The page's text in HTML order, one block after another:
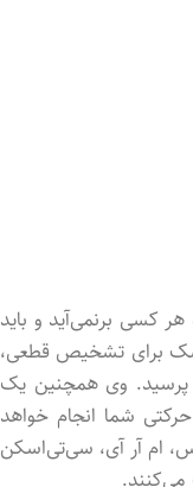
کسی برنمی‌آید و باید
برای تشخیص قطعی،
پرسید. وی همچنین یک
شما انجام خواهد
ام آر آی، سی‌تی‌اسکن